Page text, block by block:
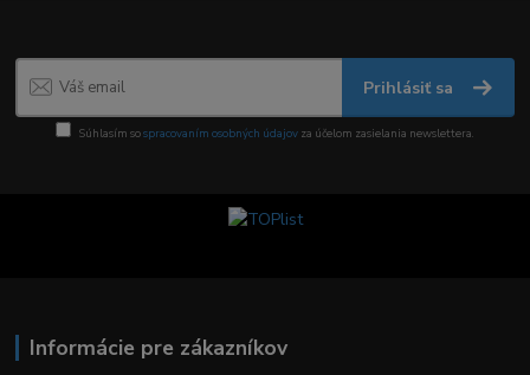
Prihlásiť sa
Súhlasím sospracovaním osobných údajov za účelom zasielania newslettera.
Informácie pre zákazníkov